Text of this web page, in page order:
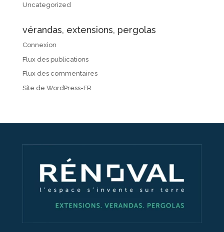
Uncategorized
vérandas, extensions, pergolas
Connexion
Flux des publications
Flux des commentaires
Site de WordPress-FR